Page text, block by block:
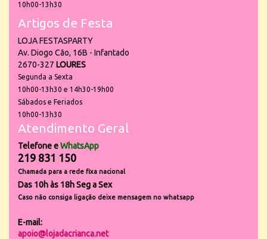
10h00-13h30
Artigos de Festa
LOJA FESTASPARTY
Av. Diogo Cão, 16B - Infantado
2670-327 LOURES
Segunda a Sexta
10h00-13h30 e 14h30-19h00
Sábados e Feriados
10h00-13h30
Atendimento Geral
Telefone eWhatsApp
219 831 150
Chamada para a rede fixa nacional
Das 10h às 18h Seg a Sex
Caso não consiga ligação deixe mensagem no whatsapp
E-mail:
apoio@lojadacrianca.net